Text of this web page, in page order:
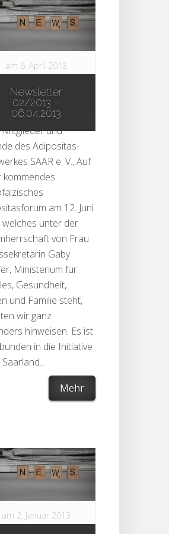
Newsletter
02/2013 –
06.04.2013
am 6. April 2013
comments
Mitglieder und
des Adipositas-
SAAR e. V., Auf
kommendes
am 12. Juni
welches unter der
von Frau
Gaby
Ministerium für
Gesundheit,
und Familie steht,
wir ganz
hinweisen. Es ist
in die Initiative
Mehr
am 2. Januar 2013